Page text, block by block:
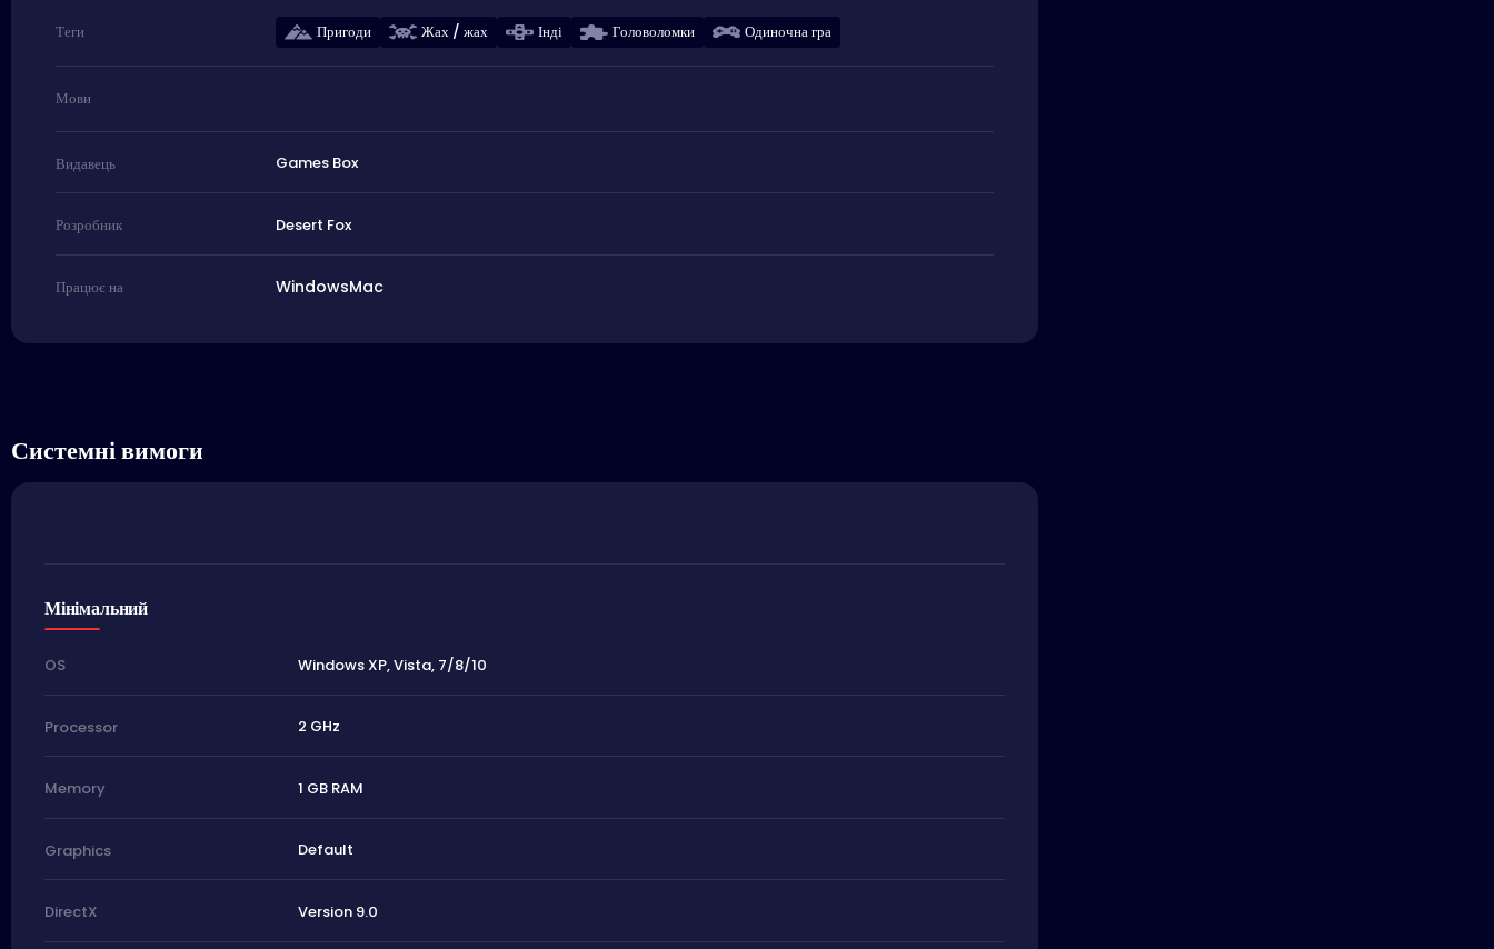
Теги Пригоди Жах / жах Інді Головоломки Одиночна гра
Мови
Видавець Games Box
Розробник Desert Fox
Працює на WindowsMac
Системні вимоги
Мінімальний
OS Windows XP, Vista, 7/8/10
Processor 2 GHz
Memory 1 GB RAM
Graphics Default
DirectX Version 9.0